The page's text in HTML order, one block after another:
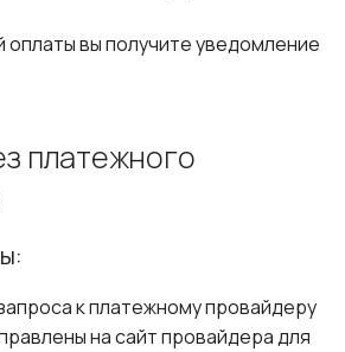
вы получите уведомление
платежного
к платежному провайдеру
на сайт провайдера для